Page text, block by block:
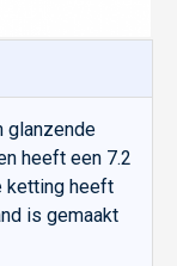
glanzende
heeft een 7.2
ketting heeft
is gemaakt